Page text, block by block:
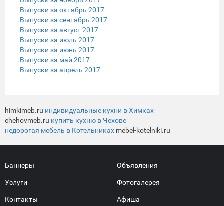
Выпуски за октябрь 2017
Выпуски за сентябрь 2017
Выпуски за август 2017
Выпуски за июль 2017
Выпуски за июнь 2017
Выпуски за май 2017
Выпуски за апрель 2017
himkimeb.ru индивидуальные кухни в Химках
chehovmeb.ru купить кухню в Чехове
недорогая мебель в Котельниках mebel-kotelniki.ru
Баннеры
Услуги
Контакты
Объявления
Фотогалерея
Афиша